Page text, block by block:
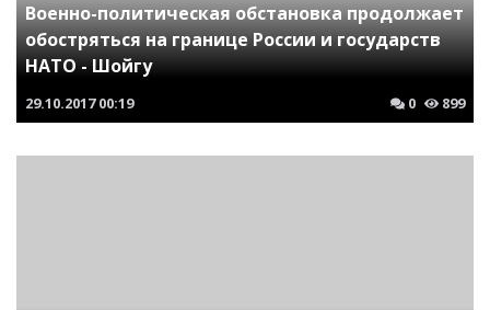
Военно-политическая обстановка продолжает
обостряться на границе России и государств
НАТО - Шойгу
29.10.2017 00:19 0 899